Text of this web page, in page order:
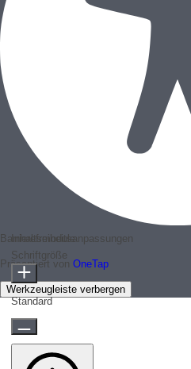
Barrierefreiheitsanpassungen
Präsentiert von OneTap
Werkzeugleiste verbergen
Inhaltsmodule
Schriftgröße
Standard